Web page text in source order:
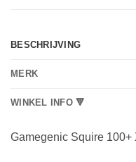
BESCHRIJVING
MERK
WINKEL INFO 🔻
Gamegenic Squire 100+